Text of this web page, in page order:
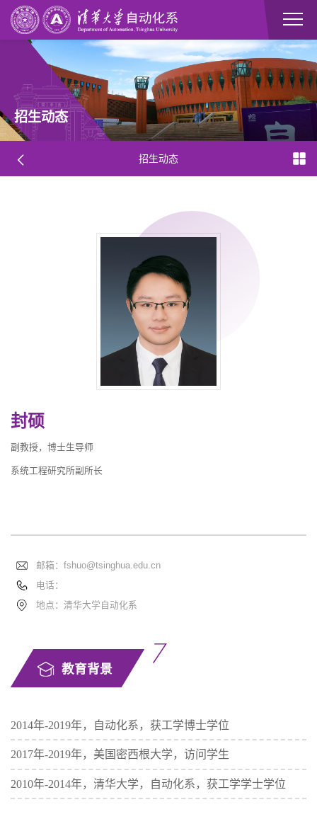
招生动态
招生动态
封硕
副教授，博士生导师
系统工程研究所副所长
邮箱： fshuo@tsinghua.edu.cn
电话：
地点：清华大学自动化系
教育背景
2014年-2019年，自动化系，获工学博士学位
2017年-2019年，美国密西根大学，访问学生
2010年-2014年，清华大学，自动化系，获工学学士学位